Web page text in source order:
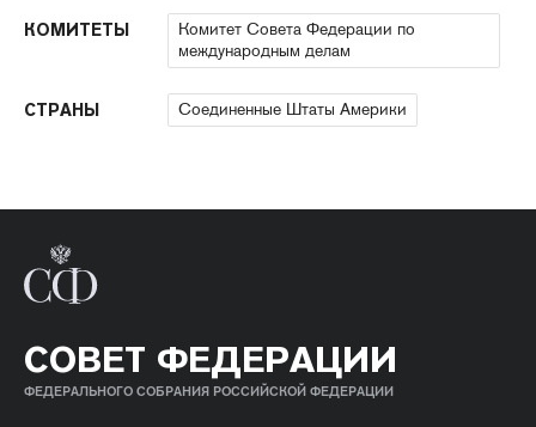
КОМИТЕТЫ
Комитет Совета Федерации по
международным делам
СТРАНЫ Соединенные Штаты Америки
СОВЕТ ФЕДЕРАЦИИ
ФЕДЕРАЛЬНОГО СОБРАНИЯ РОССИЙСКОЙ ФЕДЕРАЦИИ